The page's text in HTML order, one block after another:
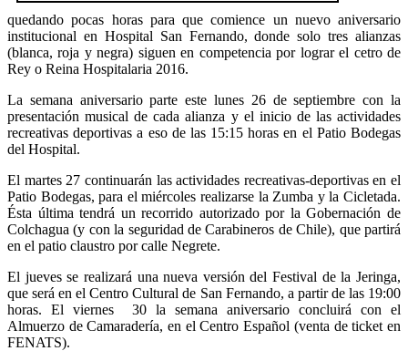
quedando pocas horas para que comience un nuevo aniversario
institucional en Hospital San Fernando, donde solo tres alianzas
(blanca, roja y negra) siguen en competencia por lograr el cetro de
Rey o Reina Hospitalaria 2016.
La semana aniversario parte este lunes 26 de septiembre con la
presentación musical de cada alianza y el inicio de las actividades
recreativas deportivas a eso de las 15:15 horas en el Patio Bodegas
del Hospital.
El martes 27 continuarán las actividades recreativas-deportivas en el
Patio Bodegas, para el miércoles realizarse la Zumba y la Cicletada.
Ésta última tendrá un recorrido autorizado por la Gobernación de
Colchagua (y con la seguridad de Carabineros de Chile), que partirá
en el patio claustro por calle Negrete.
El jueves se realizará una nueva versión del Festival de la Jeringa,
que será en el Centro Cultural de San Fernando, a partir de las 19:00
horas. El viernes 30 la semana aniversario concluirá con el
Almuerzo de Camaradería, en el Centro Español (venta de ticket en
FENATS).